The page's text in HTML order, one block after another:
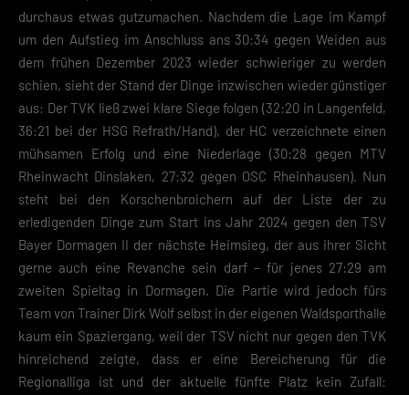
durchaus etwas gutzumachen. Nachdem die Lage im Kampf
um den Aufstieg im Anschluss ans 30:34 gegen Weiden aus
dem frühen Dezember 2023 wieder schwieriger zu werden
schien, sieht der Stand der Dinge inzwischen wieder günstiger
aus: Der TVK ließ zwei klare Siege folgen (32:20 in Langenfeld,
36:21 bei der HSG Refrath/Hand), der HC verzeichnete einen
mühsamen Erfolg und eine Niederlage (30:28 gegen MTV
Rheinwacht Dinslaken, 27:32 gegen OSC Rheinhausen). Nun
steht bei den Korschenbroichern auf der Liste der zu
erledigenden Dinge zum Start ins Jahr 2024 gegen den TSV
Bayer Dormagen II der nächste Heimsieg, der aus ihrer Sicht
gerne auch eine Revanche sein darf – für jenes 27:29 am
zweiten Spieltag in Dormagen. Die Partie wird jedoch fürs
Team von Trainer Dirk Wolf selbst in der eigenen Waldsporthalle
kaum ein Spaziergang, weil der TSV nicht nur gegen den TVK
hinreichend zeigte, dass er eine Bereicherung für die
Regionalliga ist und der aktuelle fünfte Platz kein Zufall:
auswählen.
Speichern
Zurück
Essenziell (2)
Essenzielle Cookies ermöglichen grundlegende Funktionen und sind für die
einwandfreie Funktion der Website erforderlich.
Cookie-Informationen anzeigen
Datenschutzerklärung